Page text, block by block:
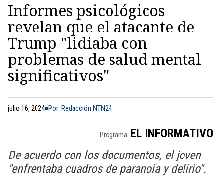
Informes psicológicos
revelan que el atacante de
Trump "lidiaba con
problemas de salud mental
significativos"
julio 16, 2024 Por: Redacción NTN24
Programa: EL INFORMATIVO
De acuerdo con los documentos, el joven
"enfrentaba cuadros de paranoia y delirio".